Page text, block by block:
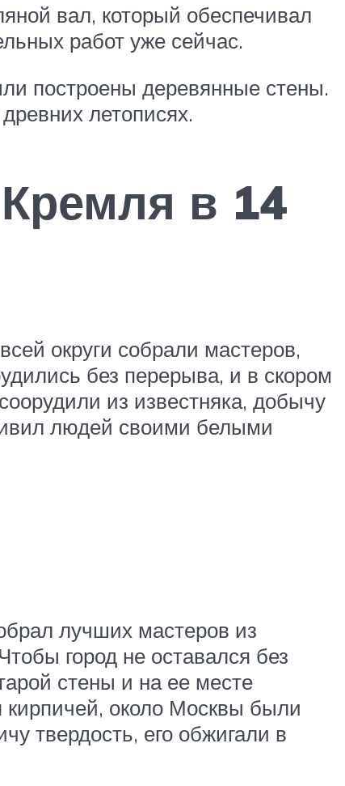
вал, который обеспечивал
работ уже сейчас.
построены деревянные стены.
летописях.
в 14
округи собрали мастеров,
без перерыва, и в скором
из известняка, добычу
людей своими белыми
лучших мастеров из
город не оставался без
стены и на ее месте
кирпичей, около Москвы были
твердость, его обжигали в